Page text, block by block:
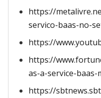
https://
servico-baas-no-
https://
https://
as-a-service-baas-
https://